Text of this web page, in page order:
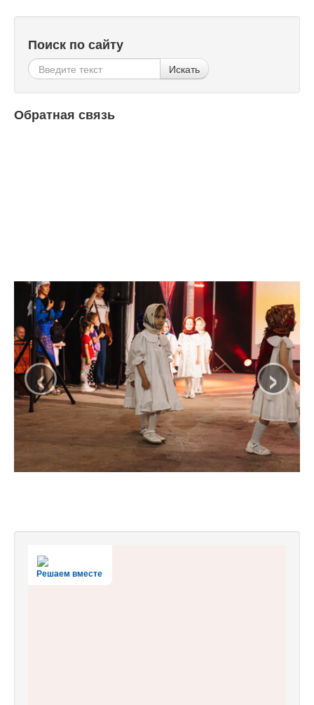
Поиск по сайту
Искать
Обратная связь
‹ ›
Решаем вместе